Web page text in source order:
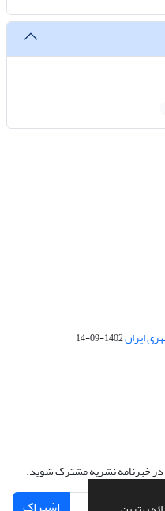
ایران1402-09-14
در خبرنامه نشریه مشترک شوید.